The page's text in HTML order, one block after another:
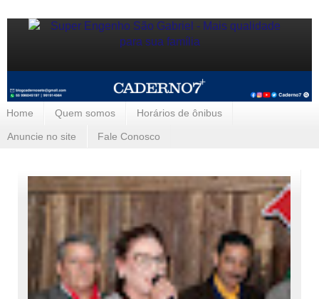
Home Quem somos Horários de ônibus
Anuncie no site Fale Conosco